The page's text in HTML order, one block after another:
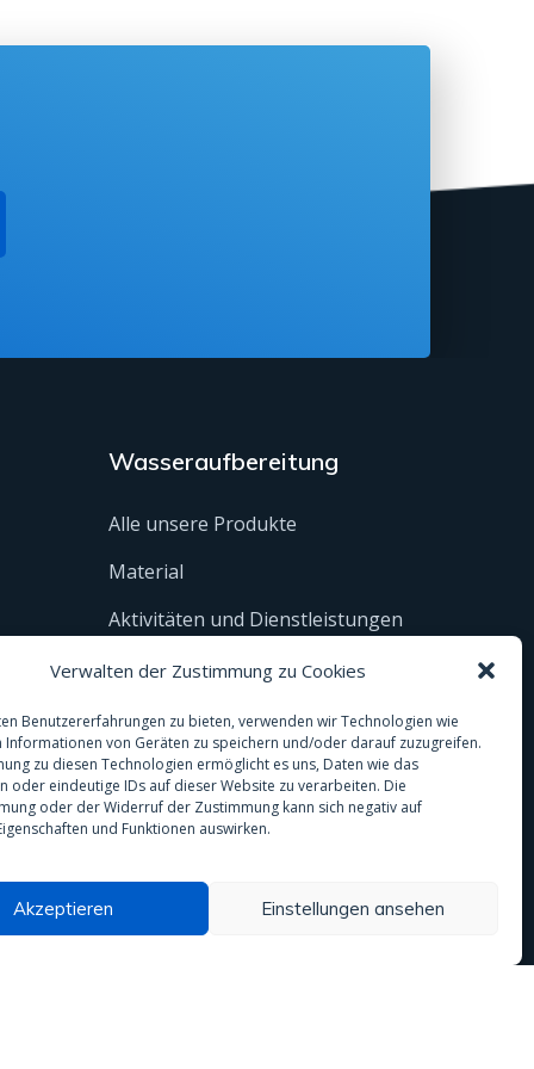
Verwalten der Zustimmung zu Cookies
Benutzererfahrungen zu bieten, verwenden wir Technologien wie
Informationen von Geräten zu speichern und/oder darauf zuzugreifen.
zu diesen Technologien ermöglicht es uns, Daten wie das
oder eindeutige IDs auf dieser Website zu verarbeiten. Die
oder der Widerruf der Zustimmung kann sich negativ auf
und Funktionen auswirken.
Akzeptieren Einstellungen ansehen
Wasseraufbereitung
Alle unsere Produkte
Material
Aktivitäten und Dienstleistungen
Regenwasser
Analysen